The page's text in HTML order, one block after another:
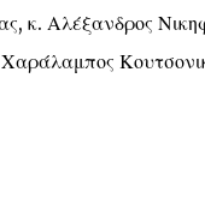
κ. Αλέξανδρος